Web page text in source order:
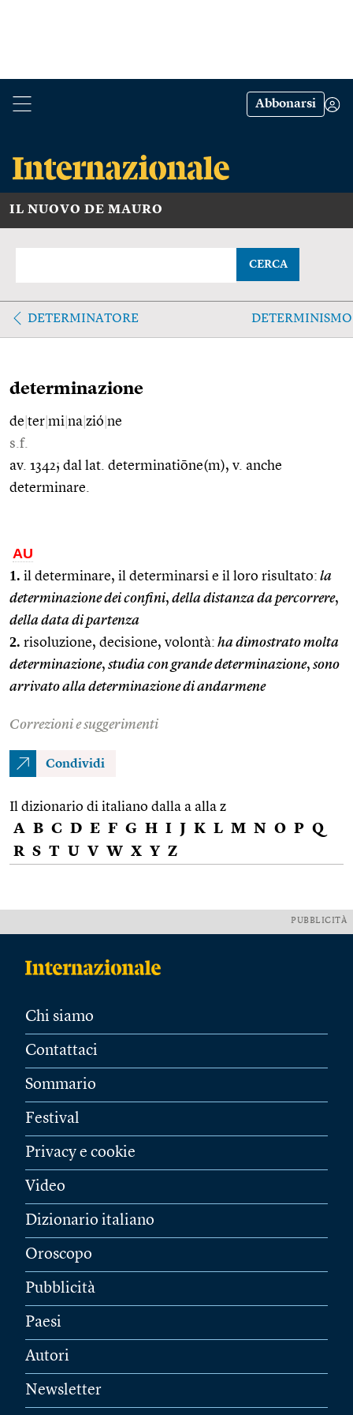
Abbonarsi
IL NUOVO DE MAURO
CERCA
DETERMINATORE DETERMINISMO
determinazione
de ter mi na zió ne
s.f.
av. 1342; dal lat. determinatiōne(m), v. anche
determinare.
AU
1. il determinare, il determinarsi e il loro risultato: la
determinazione dei confini, della distanza da percorrere,
della data di partenza
2. risoluzione, decisione, volontà: ha dimostrato molta
determinazione, studia con grande determinazione, sono
arrivato alla determinazione di andarmene
Correzioni e suggerimenti
Condividi
Il dizionario di italiano dalla a alla z
A B C D E F G H I J K L M N O P Q
R S T U V W X Y Z
PUBBLICITÀ
Chi siamo
Contattaci
Sommario
Festival
Privacy e cookie
Video
Dizionario italiano
Oroscopo
Pubblicità
Paesi
Autori
Newsletter